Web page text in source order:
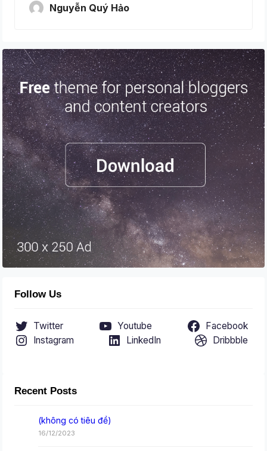
Nguyễn Quý Hảo
Follow Us
Twitter Youtube
Facebook
Instagram
LinkedIn Dribbble
Recent Posts
(không có tiêu đề)
16/12/2023